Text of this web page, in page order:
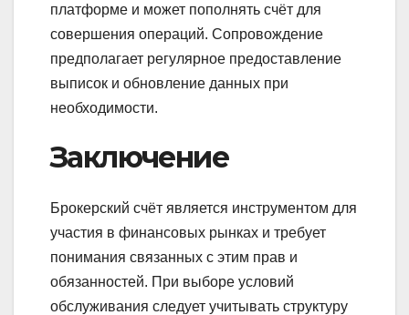
платформе и может пополнять счёт для
совершения операций. Сопровождение
предполагает регулярное предоставление
выписок и обновление данных при
необходимости.
Заключение
Брокерский счёт является инструментом для
участия в финансовых рынках и требует
понимания связанных с этим прав и
обязанностей. При выборе условий
обслуживания следует учитывать структуру